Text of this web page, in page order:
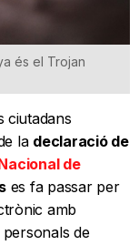
és el Trojan
ciutadans
la declaració de
de
es fa passar per
amb
de